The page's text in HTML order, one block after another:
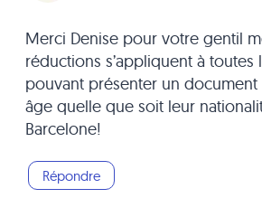
Merci Denise pour votre gentil
réductions s’appliquent à toutes
pouvant présenter un document
âge quelle que soit leur
Barcelone!
Répondre